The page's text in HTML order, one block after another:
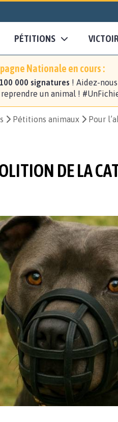
PÉTITIONS
Nationale en cours :
100 000 signatures ! Aidez-
un animal !
Pétitions animaux Pour
DE LA